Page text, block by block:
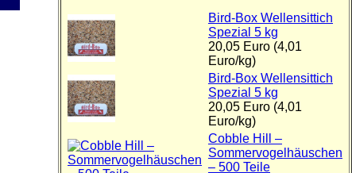
Bird-Box Wellensittich
Spezial 5 kg
20,05 Euro (4,01
Euro/kg)
Bird-Box Wellensittich
Spezial 5 kg
20,05 Euro (4,01
Euro/kg)
Cobble Hill –
Sommervogelhäuschen
– 500 Teile